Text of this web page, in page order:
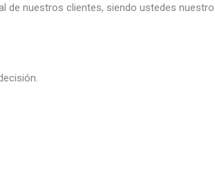
de nuestros clientes, siendo ustedes